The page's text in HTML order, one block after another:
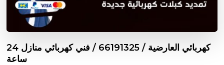
كهربائي العارضية / 66191325 / فني كهربائي منازل 24
ساعة